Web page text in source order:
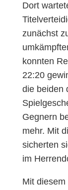
Dort
zunächst
konnten
22:20
die beiden
Gegnern
mehr. Mit
sicherten
im
Mit